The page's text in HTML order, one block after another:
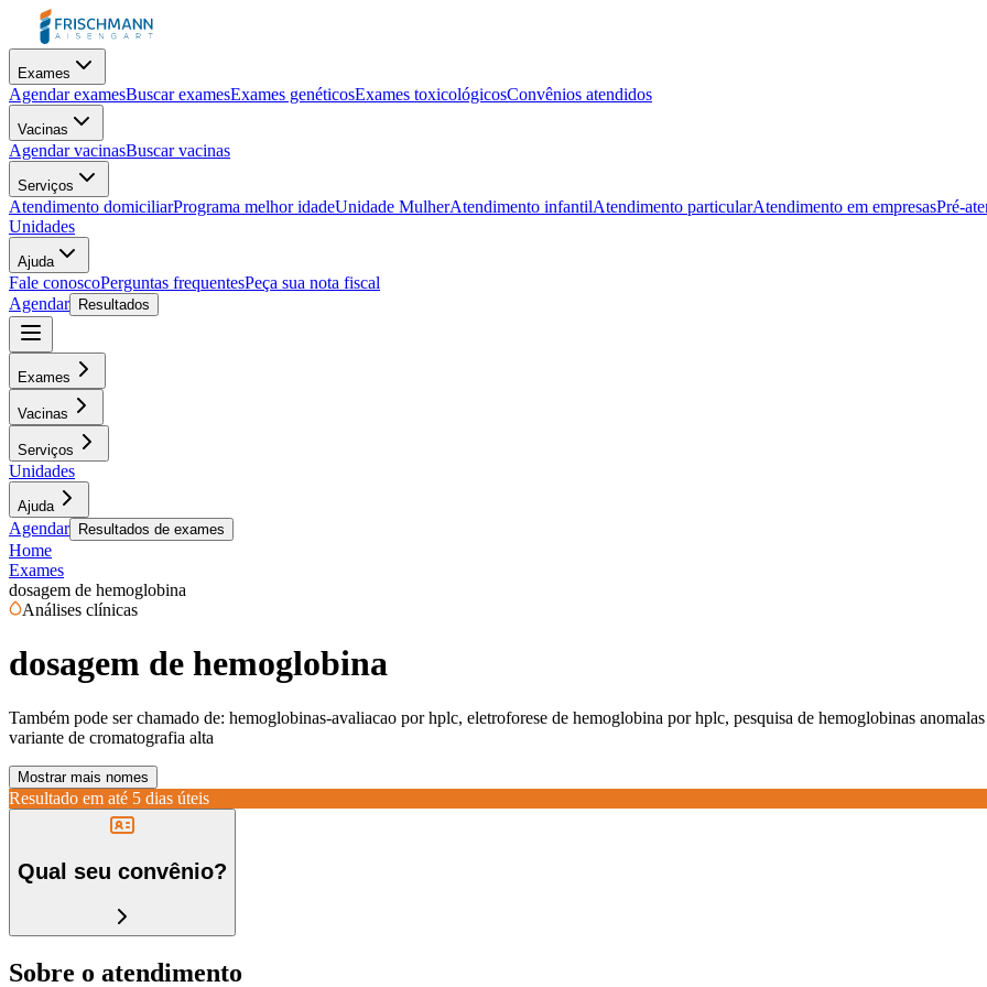
Exames
Agendar examesBuscar examesExames genéticosExames toxicológicosConvênios atendidos
Vacinas
Agendar vacinasBuscar vacinas
Serviços
Atendimento domiciliarPrograma melhor idadeUnidade MulherAtendimento infantilAtendimento particularAtendimento em empresasPré-
Unidades
Ajuda
Fale conoscoPerguntas frequentesPeça sua nota fiscal
Agendar
Resultados
Exames
Vacinas
Serviços
Unidades
Ajuda
Agendar Resultados de exames
Home
Exames
dosagem de hemoglobina
Análises clínicas
dosagem de hemoglobina
Também pode ser chamado de: hemoglobinas-avaliacao por hplc, eletroforese de hemoglobina por hplc, pesquisa de hemoglobinas
variante de cromatografia alta
Mostrar mais nomes
Resultado em até 5 dias úteis
Qual seu convênio?
Sobre o atendimento